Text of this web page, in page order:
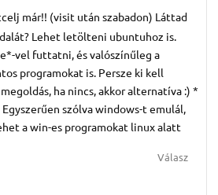
már!! (visit után szabadon) Láttad
Lehet letölteni ubuntuhoz is.
vel futtatni, és valószínűleg a
programokat is. Persze ki kell
ha nincs, akkor alternatíva :) *
szólva windows-t emulál,
a win-es programokat linux alatt
Válasz